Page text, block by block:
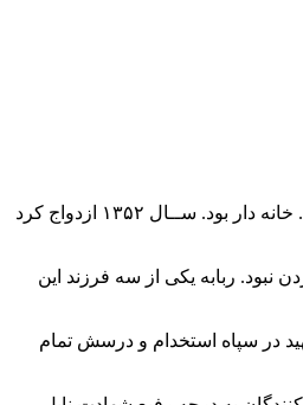
شهید ربابــه احمديــان، پنجم بهمن ۱۳۲۵ ، در شهرســتان تهران چشم به جهان گشود. پدرش سیدحسین و مادرش خیرالنســا نام داشت. تا پایان دوره ابتدایــی درس خواند. خانه دار بود. ســال ۱۳۵۲ ازدواج کرد
ربابه یکی از سه فرزند این
در سپاه استخدام و درسش تمام